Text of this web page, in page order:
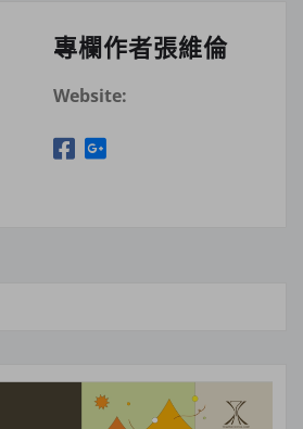
專欄作者張維倫
Website: